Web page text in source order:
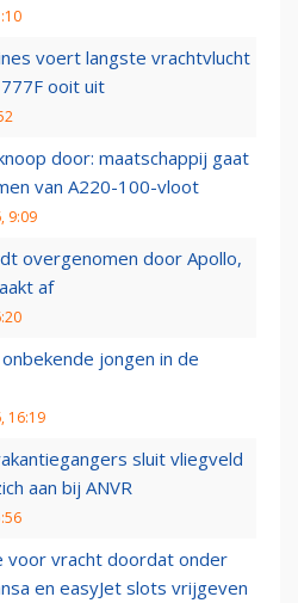
voert langste vrachtvlucht
ooit uit
door: maatschappij gaat
van A220-100-vloot
9:09
overgenomen door Apollo,
af
jongen in de
16:19
sluit vliegveld
aan bij ANVR
voor vracht doordat onder
en easyJet slots vrijgeven